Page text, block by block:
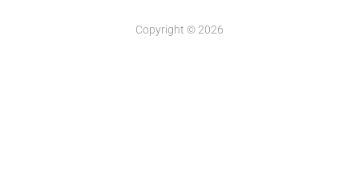
Copyright © 2026